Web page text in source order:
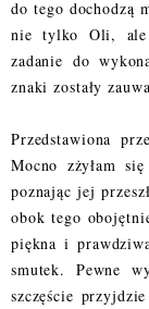
do tego dochodzą
nie tylko Oli, ale
zadanie do
znaki zostały
Przedstawiona
Mocno zżyłam
poznając jej
obok tego
piękna i
smutek. Pewne
szczęście